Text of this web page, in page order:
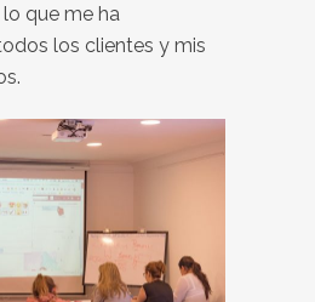
que me ha
los clientes y mis